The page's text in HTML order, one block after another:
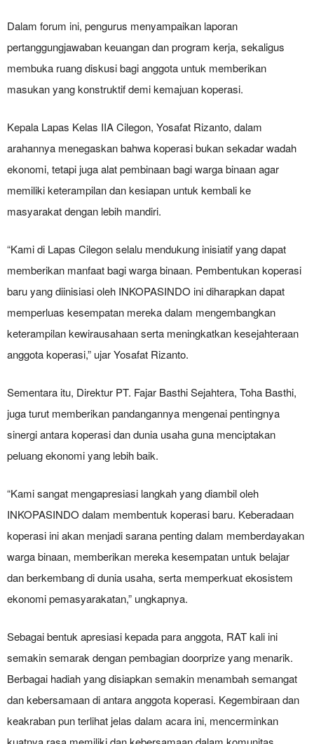
Dalam forum ini, pengurus menyampaikan laporan
pertanggungjawaban keuangan dan program kerja, sekaligus
membuka ruang diskusi bagi anggota untuk memberikan
masukan yang konstruktif demi kemajuan koperasi.
Kepala Lapas Kelas IIA Cilegon, Yosafat Rizanto, dalam
arahannya menegaskan bahwa koperasi bukan sekadar wadah
ekonomi, tetapi juga alat pembinaan bagi warga binaan agar
memiliki keterampilan dan kesiapan untuk kembali ke
masyarakat dengan lebih mandiri.
“Kami di Lapas Cilegon selalu mendukung inisiatif yang dapat
memberikan manfaat bagi warga binaan. Pembentukan koperasi
baru yang diinisiasi oleh INKOPASINDO ini diharapkan dapat
memperluas kesempatan mereka dalam mengembangkan
keterampilan kewirausahaan serta meningkatkan kesejahteraan
anggota koperasi,” ujar Yosafat Rizanto.
Sementara itu, Direktur PT. Fajar Basthi Sejahtera, Toha Basthi,
juga turut memberikan pandangannya mengenai pentingnya
sinergi antara koperasi dan dunia usaha guna menciptakan
peluang ekonomi yang lebih baik.
“Kami sangat mengapresiasi langkah yang diambil oleh
INKOPASINDO dalam membentuk koperasi baru. Keberadaan
koperasi ini akan menjadi sarana penting dalam memberdayakan
warga binaan, memberikan mereka kesempatan untuk belajar
dan berkembang di dunia usaha, serta memperkuat ekosistem
ekonomi pemasyarakatan,” ungkapnya.
Sebagai bentuk apresiasi kepada para anggota, RAT kali ini
semakin semarak dengan pembagian doorprize yang menarik.
Berbagai hadiah yang disiapkan semakin menambah semangat
dan kebersamaan di antara anggota koperasi. Kegembiraan dan
keakraban pun terlihat jelas dalam acara ini, mencerminkan